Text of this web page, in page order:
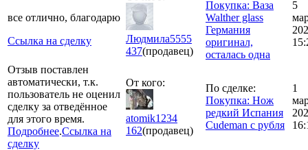
все отлично, благодарю
Ссылка на сделку
Людмила5555
437(продавец)
Покупка: Ваза
Walther glass
Германия
оригинал,
осталась одна
5
Отзыв поставлен
автоматически, т.к.
пользователь не оценил
сделку за отведённое
для этого время.
Подробнее.Ссылка на
сделку
От кого:
atomik1234
162(продавец)
По сделке:
Покупка: Нож
редкий Испания
Cudeman с рубля
1